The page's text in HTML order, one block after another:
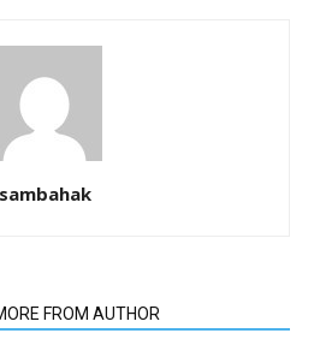
sambahak
FROM AUTHOR